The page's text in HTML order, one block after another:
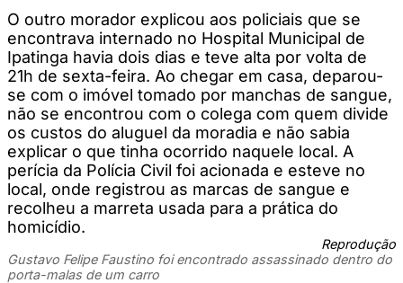
O outro morador explicou aos policiais que se
encontrava internado no Hospital Municipal de
Ipatinga havia dois dias e teve alta por volta de
21h de sexta-feira. Ao chegar em casa, deparou-
se com o imóvel tomado por manchas de sangue,
não se encontrou com o colega com quem divide
os custos do aluguel da moradia e não sabia
explicar o que tinha ocorrido naquele local. A
perícia da Polícia Civil foi acionada e esteve no
local, onde registrou as marcas de sangue e
recolheu a marreta usada para a prática do
homicídio.
Reprodução
Gustavo Felipe Faustino foi encontrado assassinado dentro do
porta-malas de um carro